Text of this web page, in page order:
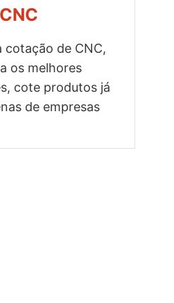
CNC
cotação de CNC,
os melhores
cote produtos já
de empresas